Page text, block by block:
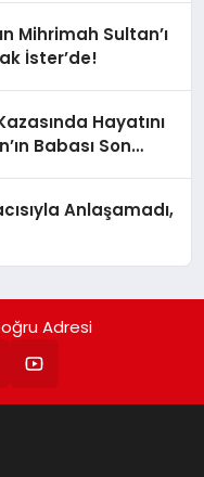
Mihrimah Sultan’ı
İster’de!
Hayatını
Babası Son
Anlaşamadı,
Adresi